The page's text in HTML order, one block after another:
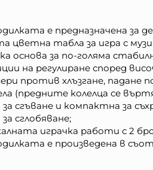
е предназначена за
цветна табла за игра с
основа за по-голяма
на регулиране според
против хлъзгане, падане
(предните колелца се
за сгъване и компактна за
сглобяване;
играчка работи с 2
е произведена в